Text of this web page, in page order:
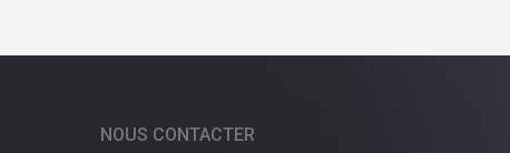
NOUS CONTACTER